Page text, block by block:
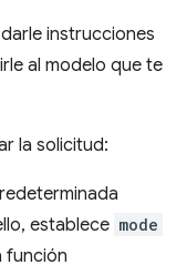
instrucciones
al modelo que te
la solicitud:
establece mode
función